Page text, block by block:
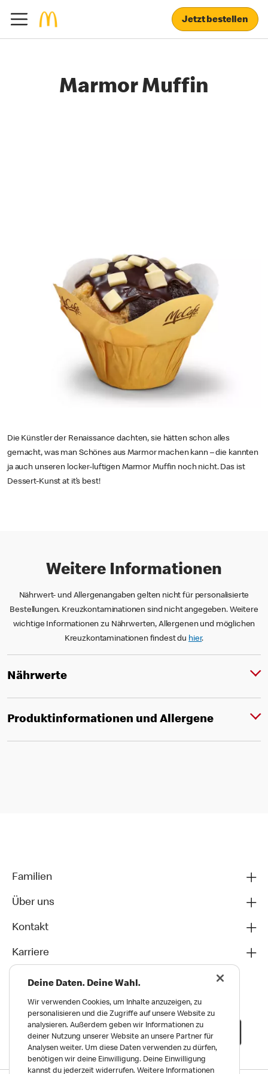
Jetzt bestellen
Marmor Muffin
Die Künstler der Renaissance dachten, sie hätten schon alles
gemacht, was man Schönes aus Marmor machen kann – die kannten
ja auch unseren locker-luftigen Marmor Muffin noch nicht. Das ist
Dessert-Kunst at it’s best!
Weitere Informationen
Nährwert- und Allergenangaben gelten nicht für personalisierte
Bestellungen. Kreuzkontaminationen sind nicht angegeben. Weitere
wichtige Informationen zu Nährwerten, Allergenen und möglichen
Kreuzkontaminationen findest du hier.
Nährwerte
Produktinformationen und Allergene
Familien
Über uns
Kontakt
Karriere
Deine Daten. Deine Wahl.
Wir verwenden Cookies, um Inhalte anzuzeigen, zu
personalisieren und die Zugriffe auf unsere Website zu
analysieren. Außerdem geben wir Informationen zu
deiner Nutzung unserer Website an unsere Partner für
Analysen weiter. Um diese Daten verwenden zu dürfen,
benötigen wir deine Einwilligung. Deine Einwilligung
kannst du jederzeit widerrufen. Weitere Informationen